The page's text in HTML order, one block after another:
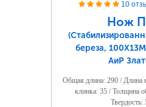
10
Нож
береза,
АиР
Общая длина: 290 / Длина
клинка: 35 / Толщина
Твердость: